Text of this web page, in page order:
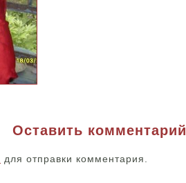
Оставить комментарий
для отправки комментария.